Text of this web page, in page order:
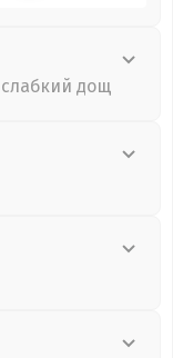
слабкий дощ